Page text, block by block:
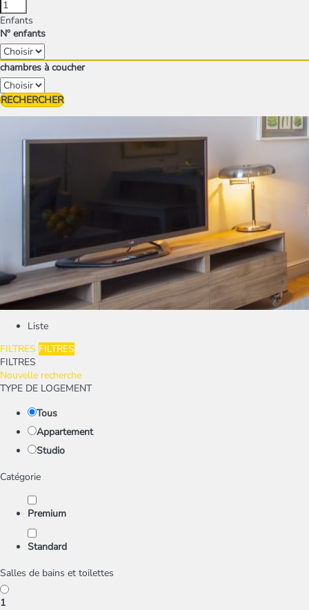
Enfants
Nº enfants
chambres à coucher
RECHERCHER
Liste
FILTRES FILTRES
FILTRES
Nouvelle recherche
TYPE DE LOGEMENT
Tous
Appartement
Studio
Catégorie
Premium
Standard
Salles de bains et toilettes
1